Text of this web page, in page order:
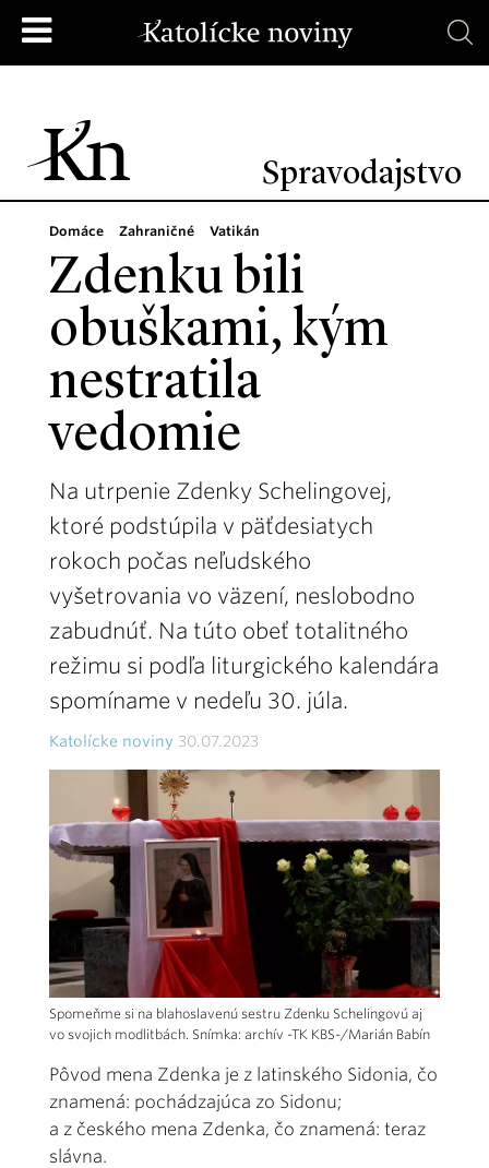
Spravodajstvo
Domáce Zahraničné Vatikán
Zdenku bili
obuškami, kým
nestratila
vedomie
Na utrpenie Zdenky Schelingovej,
ktoré podstúpila v päťdesiatych
rokoch počas neľudského
vyšetrovania vo väzení, neslobodno
zabudnúť. Na túto obeť totalitného
režimu si podľa liturgického kalendára
spomíname v nedeľu 30. júla.
Katolícke noviny 30.07.2023
Spomeňme si na blahoslavenú sestru Zdenku Schelingovú aj
vo svojich modlitbách. Snímka: archív -TK KBS-/Marián Babín
Pôvod mena Zdenka je z latinského Sidonia, čo
znamená: pochádzajúca zo Sidonu;
a z českého mena Zdenka, čo znamená: teraz
slávna.